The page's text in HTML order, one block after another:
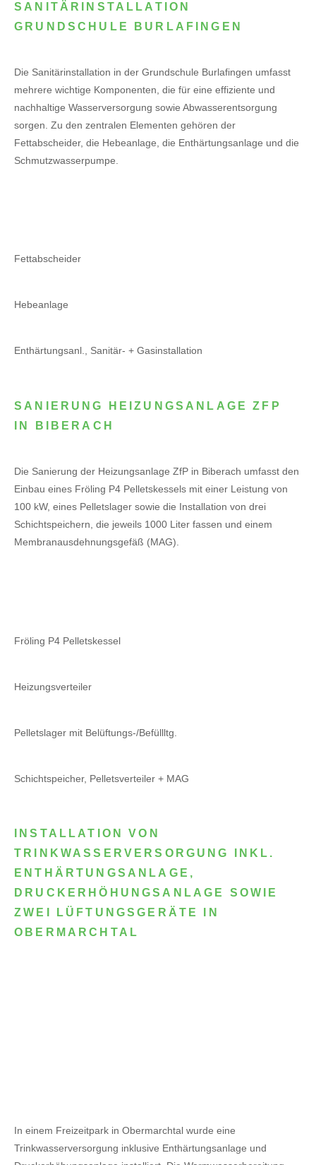
SANITÄRINSTALLATION
GRUNDSCHULE BURLAFINGEN
Die Sanitärinstallation in der Grundschule Burlafingen umfasst
mehrere wichtige Komponenten, die für eine effiziente und
nachhaltige Wasserversorgung sowie Abwasserentsorgung
sorgen. Zu den zentralen Elementen gehören der
Fettabscheider, die Hebeanlage, die Enthärtungsanlage und die
Schmutzwasserpumpe.
Fettabscheider
Hebeanlage
Enthärtungsanl., Sanitär- + Gasinstallation
SANIERUNG HEIZUNGSANLAGE ZFP
IN BIBERACH
Die Sanierung der Heizungsanlage ZfP in Biberach umfasst den
Einbau eines Fröling P4 Pelletskessels mit einer Leistung von
100 kW, eines Pelletslager sowie die Installation von drei
Schichtspeichern, die jeweils 1000 Liter fassen und einem
Membranausdehnungsgefäß (MAG).
Fröling P4 Pelletskessel
Heizungsverteiler
Pelletslager mit Belüftungs-/Befüllltg.
Schichtspeicher, Pelletsverteiler + MAG
INSTALLATION VON
TRINKWASSERVERSORGUNG INKL.
ENTHÄRTUNGSANLAGE,
DRUCKERHÖHUNGSANLAGE SOWIE
ZWEI LÜFTUNGSGERÄTE IN
OBERMARCHTAL
In einem Freizeitpark in Obermarchtal wurde eine
Trinkwasserversorgung inklusive Enthärtungsanlage und